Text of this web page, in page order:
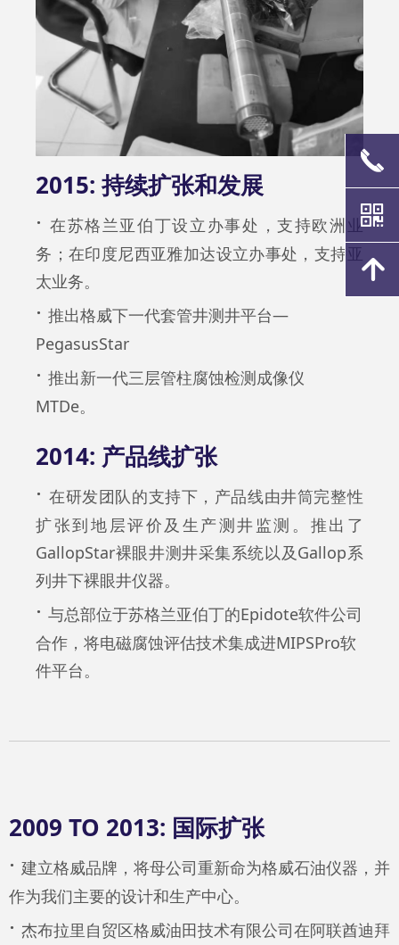
2015: 持续扩张和发展
· 在苏格兰亚伯丁设立办事处，支持欧洲业
务；在印度尼西亚雅加达设立办事处，支持亚
太业务。
·推出格威下一代套管井测井平台—
PegasusStar
·推出新一代三层管柱腐蚀检测成像仪
MTDe。
2014: 产品线扩张
· 在研发团队的支持下，产品线由井筒完整性
扩张到地层评价及生产测井监测。推出了
GallopStar裸眼井测井采集系统以及Gallop系
列井下裸眼井仪器。
·与总部位于苏格兰亚伯丁的Epidote软件公司
合作，将电磁腐蚀评估技术集成进MIPSPro软
件平台。
2009 TO 2013: 国际扩张
· 建立格威品牌，将母公司重新命为格威石油仪器，并
作为我们主要的设计和生产中心。
· 杰布拉里自贸区格威油田技术有限公司在阿联酋迪拜
끅
낃
녕